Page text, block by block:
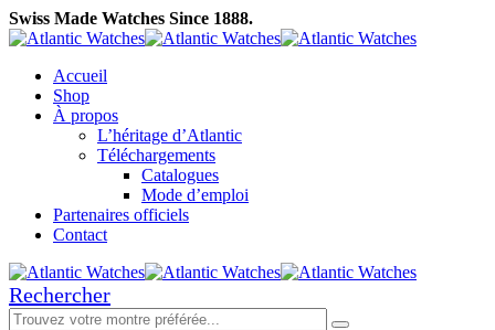
Swiss Made Watches Since 1888.
Accueil
Shop
À propos
L’héritage d’Atlantic
Téléchargements
Catalogues
Mode d’emploi
Partenaires officiels
Contact
Rechercher